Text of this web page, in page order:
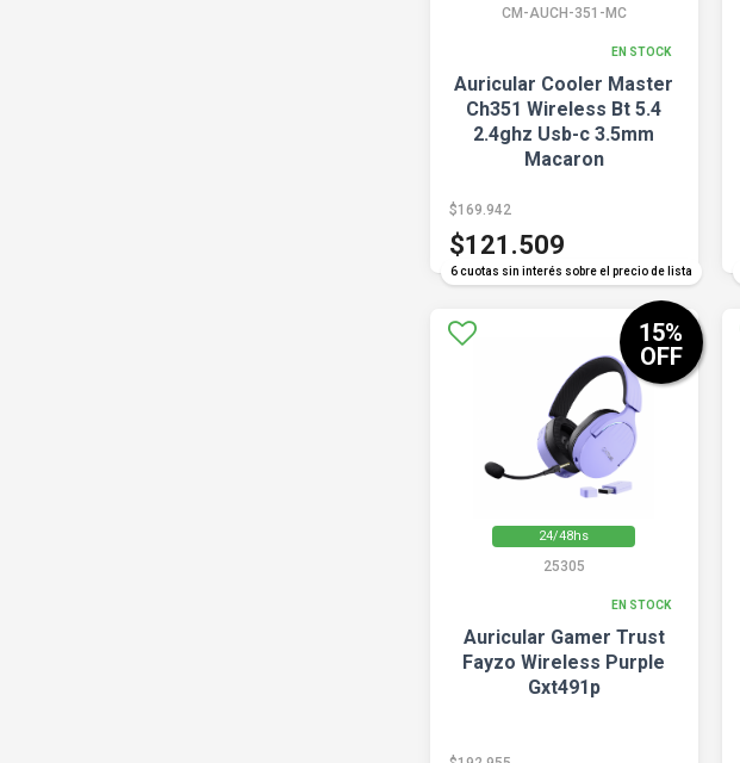
CM-AUCH-351-MC
EN STOCK
Auricular Cooler Master
Ch351 Wireless Bt 5.4
2.4ghz Usb-c 3.5mm
Macaron
6 cuotas sin interés sobre el precio de lista
$169.942
$121.509
24/48hs
25305
EN STOCK
Auricular Gamer Trust
Fayzo Wireless Purple
Gxt491p
15%
OFF